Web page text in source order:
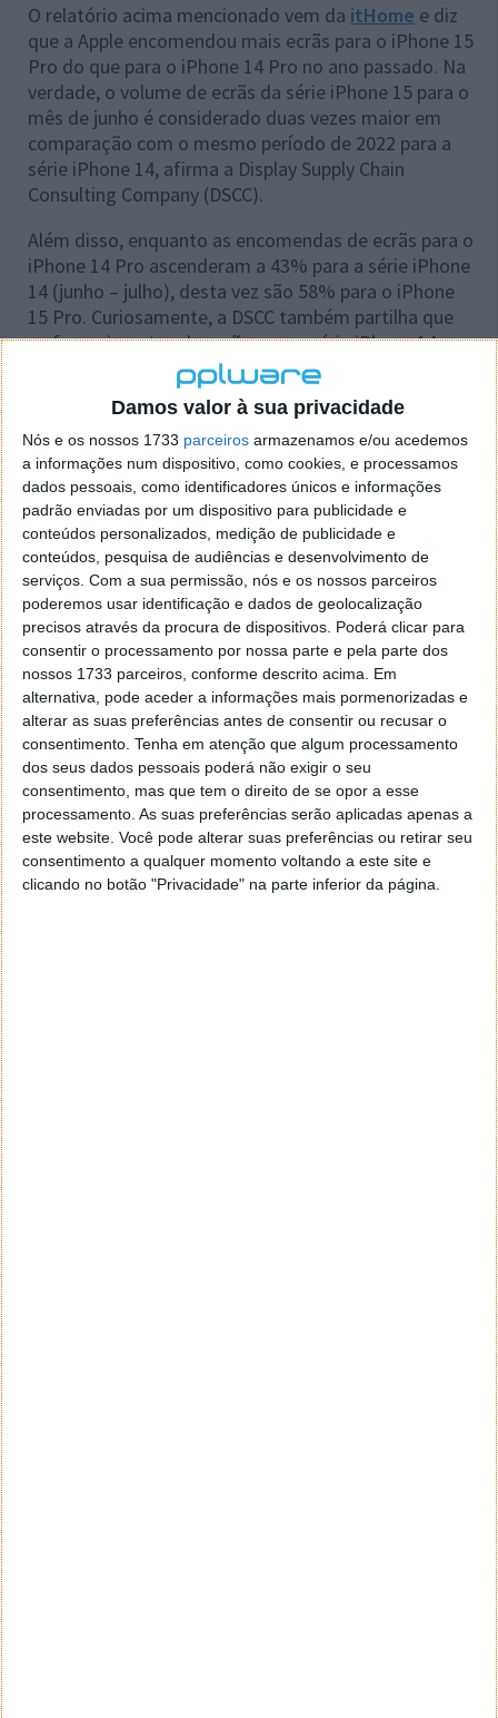
Damos valor à sua privacidade
Nós e os nossos 1733 parceiros armazenamos e/ou acedemos
a informações num dispositivo, como cookies, e processamos
dados pessoais, como identificadores únicos e informações
padrão enviadas por um dispositivo para publicidade e
conteúdos personalizados, medição de publicidade e
conteúdos, pesquisa de audiências e desenvolvimento de
serviços. Com a sua permissão, nós e os nossos parceiros
poderemos usar identificação e dados de geolocalização
precisos através da procura de dispositivos. Poderá clicar para
consentir o processamento por nossa parte e pela parte dos
nossos 1733 parceiros, conforme descrito acima. Em
alternativa, pode aceder a informações mais pormenorizadas e
alterar as suas preferências antes de consentir ou recusar o
consentimento. Tenha em atenção que algum processamento
dos seus dados pessoais poderá não exigir o seu
consentimento, mas que tem o direito de se opor a esse
processamento. As suas preferências serão aplicadas apenas a
este website. Você pode alterar suas preferências ou retirar seu
consentimento a qualquer momento voltando a este site e
clicando no botão "Privacidade" na parte inferior da página.
O relatório acima mencionado vem da itHome e diz
que a Apple encomendou mais ecrãs para o iPhone 15
Pro do que para o iPhone 14 Pro no ano passado. Na
verdade, o volume de ecrãs da série iPhone 15 para o
mês de junho é considerado duas vezes maior em
comparação com o mesmo período de 2022 para a
série iPhone 14, afirma a Display Supply Chain
Consulting Company (DSCC).
Além disso, enquanto as encomendas de ecrãs para o
iPhone 14 Pro ascenderam a 43% para a série iPhone
14 (junho – julho), desta vez são 58% para o iPhone
15 Pro. Curiosamente, a DSCC também partilha que
os fornecimentos de ecrãs para a série iPhone 14
caíram 22% em junho, em comparação com a série
iPhone 13 durante o mesmo mês do ano passado.
Assim, para dar algum sentido a todos estes
números e datas, é seguro dizer que a Apple está a
planear manter o foco nos seus modelos Pro como a
maior fonte de dinheiro da empresa. Portanto,
espera-se que o iPhone 15 Pro seja o mais vendido
este ano, o que é estranho, tendo em conta a
qualidade do iPhone 15 de base, graças a algumas
atualizações significativas na secção da câmara,
especificamente.
Este artigo tem mais de um ano
Acompanhe o Pplware no Google Notícias
Autor:Vítor M.